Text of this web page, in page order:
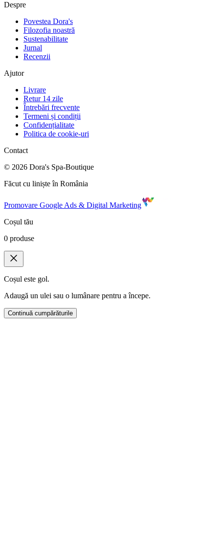
Despre
Povestea Dora's
Filozofia noastră
Sustenabilitate
Jurnal
Recenzii
Ajutor
Livrare
Retur 14 zile
Întrebări frecvente
Termeni și condiții
Confidențialitate
Politica de cookie-uri
Contact
© 2026 Dora's Spa-Boutique
Făcut cu liniște în România
Promovare Google Ads & Digital Marketing
Coșul tău
0 produse
Coșul este gol.
Adaugă un ulei sau o lumânare pentru a începe.
Continuă cumpărăturile